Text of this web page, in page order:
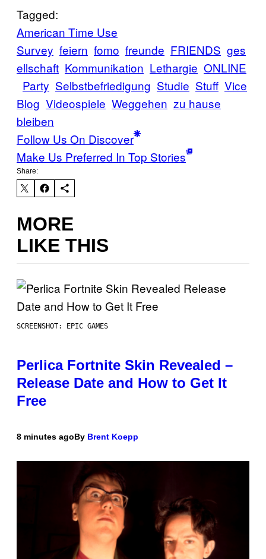
Tagged:
American Time Use
Survey feiern fomo freunde FRIENDS ges
ellschaft Kommunikation Lethargie ONLINE
Party Selbstbefriedigung Studie Stuff Vice
Blog Videospiele Weggehen zu hause
bleiben
Follow Us On Discover
Make Us Preferred In Top Stories
Share:
MORE
LIKE THIS
SCREENSHOT: EPIC GAMES
Perlica Fortnite Skin Revealed –
Release Date and How to Get It
Free
8 minutes agoBy Brent Koepp